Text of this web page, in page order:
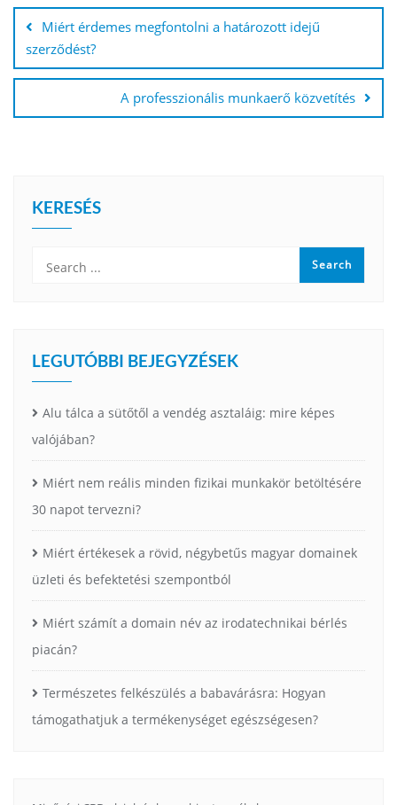
navigáció
Miért érdemes megfontolni a határozott idejű
szerződést?
A professzionális munkaerő közvetítés
KERESÉS
LEGUTÓBBI BEJEGYZÉSEK
Alu tálca a sütőtől a vendég asztaláig: mire képes
valójában?
Miért nem reális minden fizikai munkakör betöltésére
30 napot tervezni?
Miért értékesek a rövid, négybetűs magyar domainek
üzleti és befektetési szempontból
Miért számít a domain név az irodatechnikai bérlés
piacán?
Természetes felkészülés a babavárásra: Hogyan
támogathatjuk a termékenységet egészségesen?